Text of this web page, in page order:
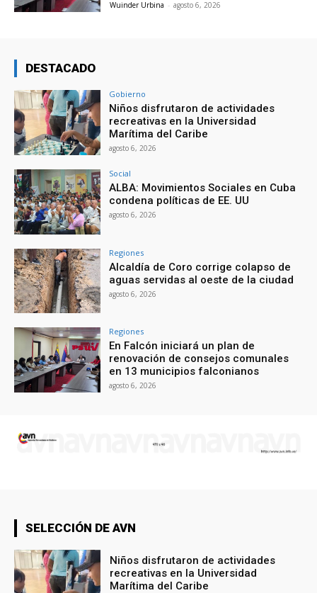
Wuinder Urbina - agosto 6, 2026
DESTACADO
Gobierno
Niños disfrutaron de actividades
recreativas en la Universidad
Marítima del Caribe
agosto 6, 2026
Social
ALBA: Movimientos Sociales en Cuba
condena políticas de EE. UU
agosto 6, 2026
Regiones
Alcaldía de Coro corrige colapso de
aguas servidas al oeste de la ciudad
agosto 6, 2026
Regiones
En Falcón iniciará un plan de
renovación de consejos comunales
en 13 municipios falconianos
agosto 6, 2026
SELECCIÓN DE AVN
Niños disfrutaron de actividades
recreativas en la Universidad
Marítima del Caribe